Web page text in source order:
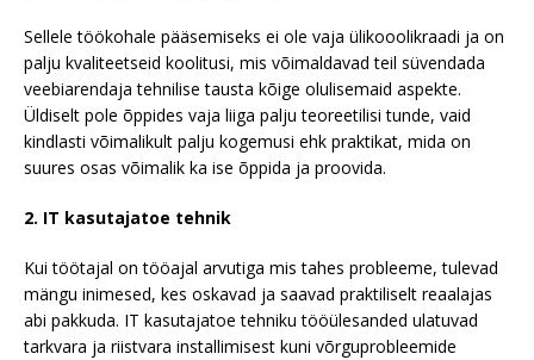
Sellele töökohale pääsemiseks ei ole vaja ülikooolikraadi ja on
palju kvaliteetseid koolitusi, mis võimaldavad teil süvendada
veebiarendaja tehnilise tausta kõige olulisemaid aspekte.
Üldiselt pole õppides vaja liiga palju teoreetilisi tunde, vaid
kindlasti võimalikult palju kogemusi ehk praktikat, mida on
suures osas võimalik ka ise õppida ja proovida.
2. IT kasutajatoe tehnik
Kui töötajal on tööajal arvutiga mis tahes probleeme, tulevad
mängu inimesed, kes oskavad ja saavad praktiliselt reaalajas
abi pakkuda. IT kasutajatoe tehniku ​​tööülesanded ulatuvad
tarkvara ja riistvara installimisest kuni võrguprobleemide